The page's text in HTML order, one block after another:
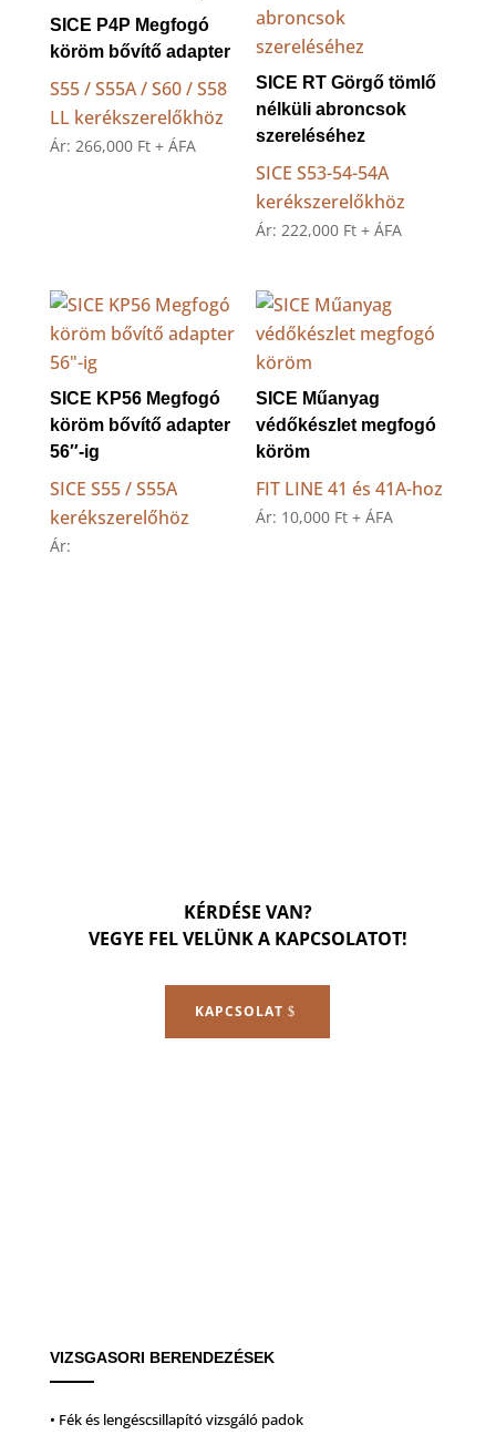
SICE P4P Megfogó
köröm bővítő adapter
S55 / S55A / S60 / S58
LL kerékszerelőkhöz
Ár: 266,000 Ft + ÁFA
SICE RT Görgő tömlő
nélküli abroncsok
szereléséhez
SICE S53-54-54A
kerékszerelőkhöz
Ár:222,000 Ft + ÁFA
SICE KP56 Megfogó
köröm bővítő adapter
56″-ig
SICE S55 / S55A
kerékszerelőhöz
Ár:
SICE Műanyag
védőkészlet megfogó
köröm
FIT LINE 41 és 41A-hoz
Ár: 10,000 Ft + ÁFA
KÉRDÉSE VAN?
VEGYE FEL VELÜNK A KAPCSOLATOT!
KAPCSOLAT
VIZSGASORI BERENDEZÉSEK
• Fék és lengéscsillapító vizsgáló padok